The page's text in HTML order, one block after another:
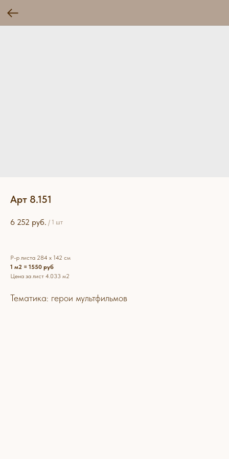
Арт 8.151
6 252 руб. / 1 шт
Р-р листа 284 х 142 см
1 м2 = 1550 руб
Цена за лист 4.033 м2
Тематика: герои мультфильмов